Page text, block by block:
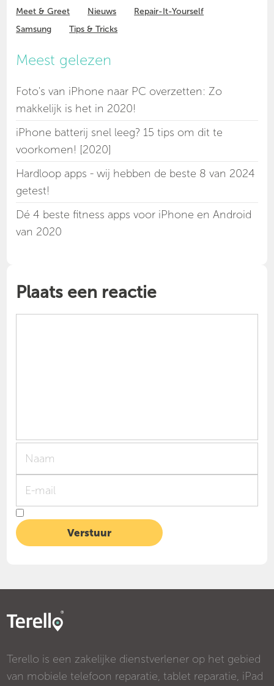
Meet & Greet
Nieuws
Repair-It-Yourself
Samsung
Tips & Tricks
Meest gelezen
Foto's van iPhone naar PC overzetten: Zo
makkelijk is het in 2020!
iPhone batterij snel leeg? 15 tips om dit te
voorkomen! [2020]
Hardloop apps - wij hebben de beste 8 van 2024
getest!
Dé 4 beste fitness apps voor iPhone en Android
van 2020
Plaats een reactie
Terello is een zakelijke dienstverlener op het gebied
van mobiele telefoon reparatie, tablet reparatie, iPad